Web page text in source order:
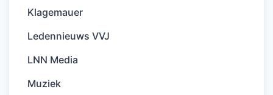
Klagemauer
Ledennieuws VVJ
LNN Media
Muziek